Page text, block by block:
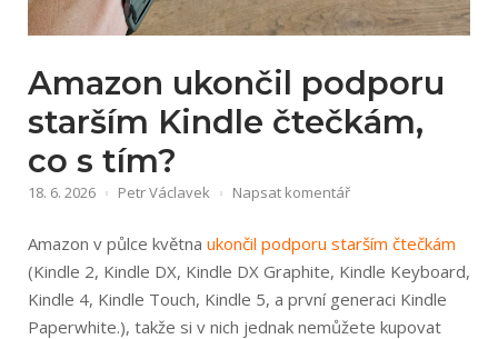
Amazon ukončil podporu
starším Kindle čtečkám,
co s tím?
18. 6. 2026 Petr Václavek Napsat komentář
Amazon v půlce května ukončil podporu starším čtečkám
(Kindle 2, Kindle DX, Kindle DX Graphite, Kindle Keyboard,
Kindle 4, Kindle Touch, Kindle 5, a první generaci Kindle
Paperwhite.), takže si v nich jednak nemůžete kupovat